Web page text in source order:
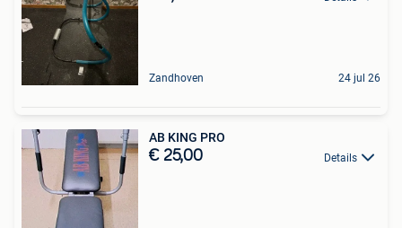
Zandhoven 24 jul 26
AB KING PRO
€ 25,00 Details